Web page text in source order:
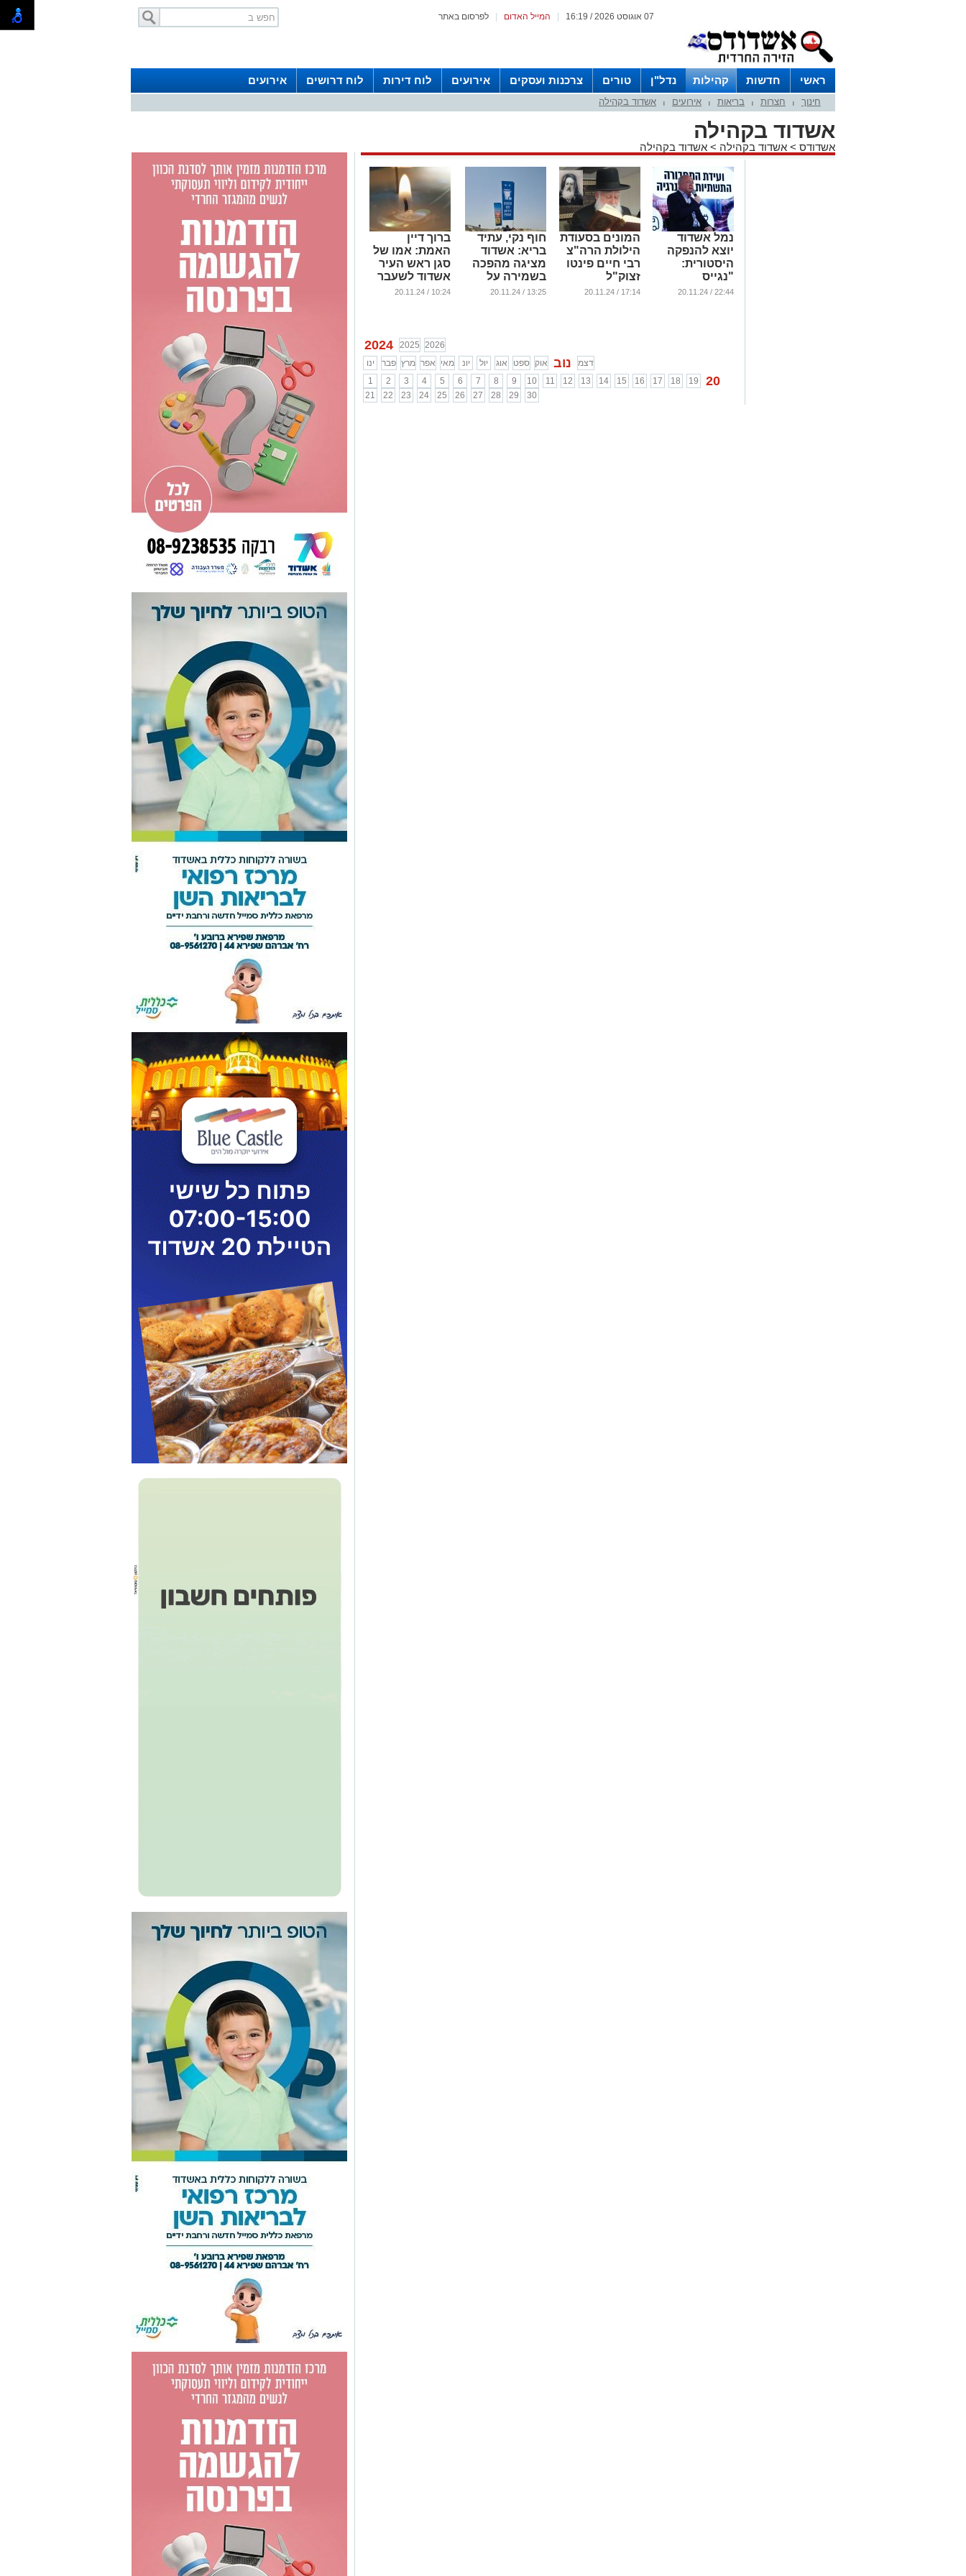
לפרסום באתר המייל האדום 07 אוגוסט 2026 / 16:19
ראשי חדשות קהילות נדל"ן טורים צרכנות ועסקים אירועים לוח דירות לוח דרושים אירועים
חינוך חצרות בריאות אירועים אשדוד בקהילה
אשדוד בקהילה
אשדודס > אשדוד בקהילה > אשדוד בקהילה
נמל אשדוד
יוצא להנפקה
היסטורית:
"נגייס
כמיליארד שקל
22:44 / 20.11.24
המונים בסעודת
הילולת הרה"צ
רבי חיים פינטו
זצוק"ל
...
17:14 / 20.11.24
חוף נקי, עתיד
בריא: אשדוד
מציגה מהפכה
בשמירה על
חופי הים
13:25 / 20.11.24
ברוך דיין
האמת: אמו של
סגן ראש העיר
אשדוד לשעבר
הלכה לעולמה
10:24 / 20.11.24
2024 2025 2026
ינו
פבר מרץ אפר מאי יונ יול אוג ספט אוק נוב
דצמ
1
2 3 4 5 6 7 8 9 10 11 12 13 14 15 16 17 18 19 20
21 22 23 24 25 26 27 28 29 30